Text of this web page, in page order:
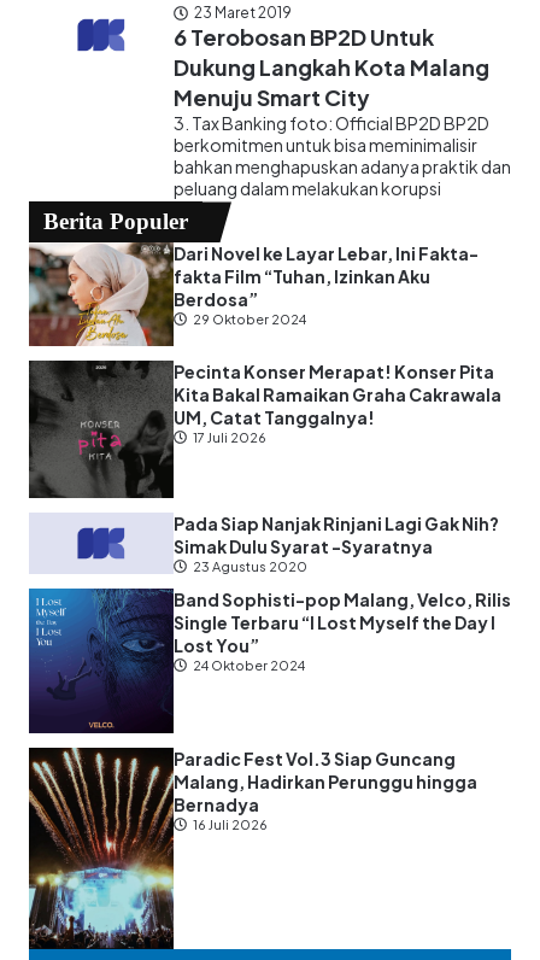
23 Maret 2019
6 Terobosan BP2D Untuk
Dukung Langkah Kota Malang
Menuju Smart City
3. Tax Banking foto: Official BP2D BP2D
berkomitmen untuk bisa meminimalisir
bahkan menghapuskan adanya praktik dan
peluang dalam melakukan korupsi
Berita Populer
Dari Novel ke Layar Lebar, Ini Fakta-
fakta Film “Tuhan, Izinkan Aku
Berdosa”
29 Oktober 2024
Pecinta Konser Merapat! Konser Pita
Kita Bakal Ramaikan Graha Cakrawala
UM, Catat Tanggalnya!
17 Juli 2026
Pada Siap Nanjak Rinjani Lagi Gak Nih?
Simak Dulu Syarat -Syaratnya
23 Agustus 2020
Band Sophisti-pop Malang, Velco, Rilis
Single Terbaru “I Lost Myself the Day I
Lost You”
24 Oktober 2024
Paradic Fest Vol.3 Siap Guncang
Malang, Hadirkan Perunggu hingga
Bernadya
16 Juli 2026